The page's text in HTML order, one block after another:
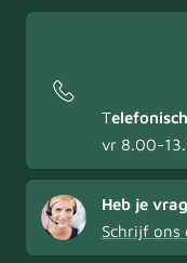
T
vr 8.00-
Heb je
Schrijf ons